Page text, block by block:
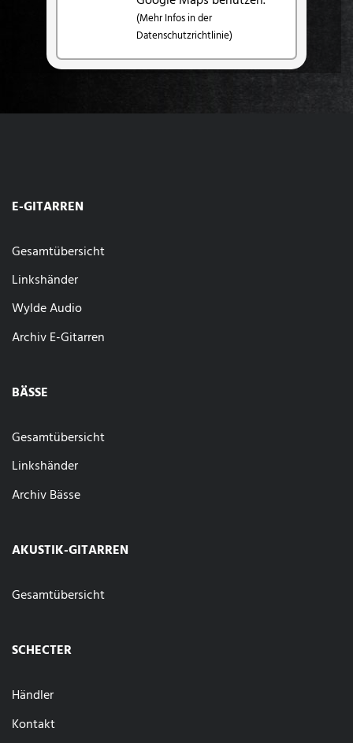
(Mehr Infos in der
Datenschutzrichtlinie)
E-GITARREN
Gesamtübersicht
Linkshänder
Wylde Audio
Archiv E-Gitarren
BÄSSE
Gesamtübersicht
Linkshänder
Archiv Bässe
AKUSTIK-GITARREN
Gesamtübersicht
SCHECTER
Händler
Kontakt